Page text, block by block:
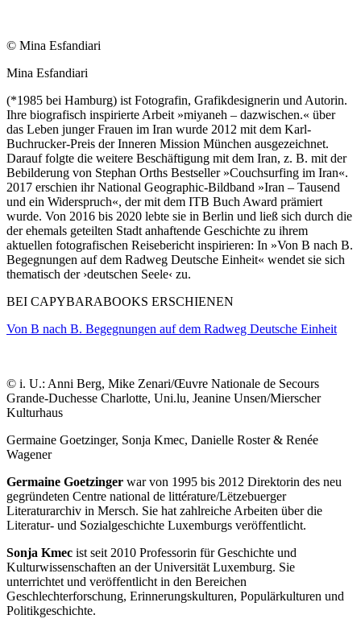
© Mina Esfandiari
Mina Esfandiari
(*1985 bei Hamburg) ist Fotografin, Grafikdesignerin und Autorin.
Ihre biografisch inspirierte Arbeit »miyaneh – dazwischen.« über
das Leben junger Frauen im Iran wurde 2012 mit dem Karl-
Buchrucker-Preis der Inneren Mission München ausgezeichnet.
Darauf folgte die weitere Beschäftigung mit dem Iran, z. B. mit der
Bebilderung von Stephan Orths Bestseller »Couchsurfing im Iran«.
2017 erschien ihr National Geographic-Bildband »Iran – Tausend
und ein Widerspruch«, der mit dem ITB Buch Award prämiert
wurde. Von 2016 bis 2020 lebte sie in Berlin und ließ sich durch die
der ehemals geteilten Stadt anhaftende Geschichte zu ihrem
aktuellen fotografischen Reisebericht inspirieren: In »Von B nach B.
Begegnungen auf dem Radweg Deutsche Einheit« wendet sie sich
thematisch der ›deutschen Seele‹ zu.
BEI CAPYBARABOOKS ERSCHIENEN
Von B nach B. Begegnungen auf dem Radweg Deutsche Einheit
© i. U.: Anni Berg, Mike Zenari/Œuvre Nationale de Secours
Grande-Duchesse Charlotte, Uni.lu, Jeanine Unsen/Mierscher
Kulturhaus
Germaine Goetzinger, Sonja Kmec, Danielle Roster & Renée
Wagener
Germaine Goetzinger war von 1995 bis 2012 Direktorin des neu
gegründeten Centre national de littérature/Lëtzebuerger
Literaturarchiv in Mersch. Sie hat zahlreiche Arbeiten über die
Literatur- und Sozialgeschichte Luxemburgs veröffentlicht.
Sonja Kmec ist seit 2010 Professorin für Geschichte und
Kulturwissenschaften an der Universität Luxemburg. Sie
unterrichtet und veröffentlicht in den Bereichen
Geschlechterforschung, Erinnerungskulturen, Populärkulturen und
Politikgeschichte.